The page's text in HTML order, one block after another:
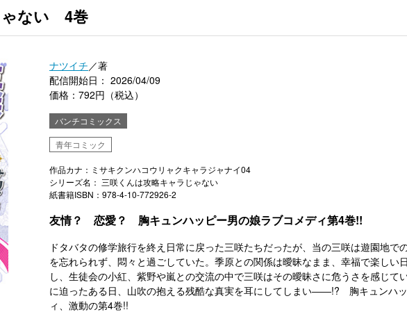
ゃない 4巻
ナツイチ／著
配信開始日： 2026/04/09
価格：792円（税込）
バンチコミックス
青年コミック
作品カナ：ミサキクンハコウリャクキャラジャナイ04
シリーズ名： 三咲くんは攻略キャラじゃない
紙書籍ISBN：978-4-10-772926-2
友情？ 恋愛？ 胸キュンハッピー男の娘ラブコメディ第4巻!!
ドタバタの修学旅行を終え日常に戻った三咲たちだったが、当の三咲は遊園地で
を忘れられず、悶々と過ごしていた。季原との関係は曖昧なまま、幸福で楽しい
し、生徒会の小紅、紫野や嵐との交流の中で三咲はその曖昧さに危うさを感じて
に迫ったある日、山吹の抱える残酷な真実を耳にしてしまい――!? 胸キュンハ
ィ、激動の第4巻!!